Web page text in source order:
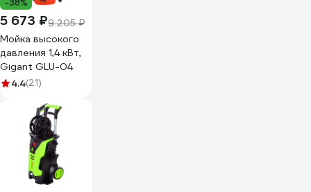
-38%
5 673 ₽9 205 ₽
Мойка высокого
давления 1,4 кВт,
Gigant GLU-04
4.4(21)